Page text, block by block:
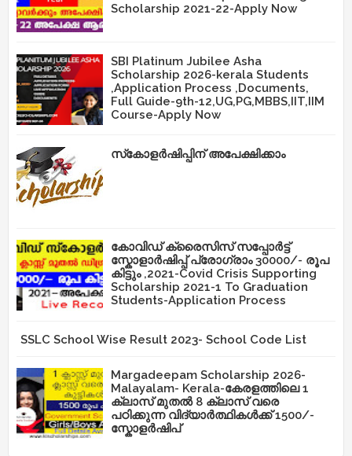
Scholarship 2021-22-Apply Now
SBI Platinum Jubilee Asha
Scholarship 2026-kerala Students
,Application Process ,Documents,
Full Guide-9th-12,UG,PG,MBBS,IIT,IIM
Course-Apply Now
സ്‌കോളർഷിപ്പിന് അപേക്ഷിക്കാം
കോവിഡ് ക്രൈസിസ് സപ്പോർട്ട്
സ്കോളാർഷിപ്പ് പ്രോഗ്രാം 30000/- രൂപ
കിട്ടും ,2021-Covid Crisis Supporting
Scholarship 2021-1 To Graduation
Students-Application Process
SSLC School Wise Result 2023- School Code List
Margadeepam Scholarship 2026-
Malayalam- Kerala-കേരളത്തിലെ 1
ക്ലാസ് മുതൽ 8 ക്ലാസ് വരെ
പഠിക്കുന്ന വിദ്യാർത്ഥികൾക്ക് 1500/-
സ്കോളർഷിപ്